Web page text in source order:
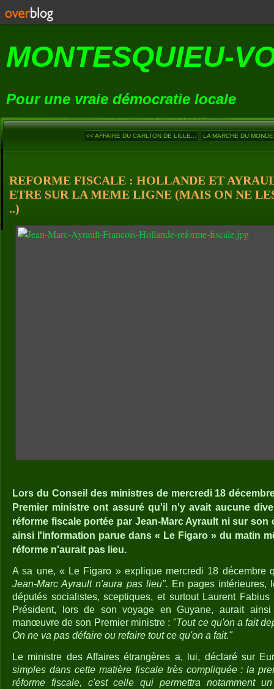
MONTESQUIEU-
Pour une vraie démocratie locale
<< AFFAIRE DU CARLTON DE LILLE... LA MARCHE DU
REFORME FISCALE : HOLLANDE ET
ETRE SUR LA MEME LIGNE (MAIS ON NE
..)
Lors du Conseil des ministres de mercredi 18
Premier ministre ont assuré qu'il n'y avait aucune
réforme fiscale portée par Jean-Marc Ayrault ni sur son
ainsi l'information parue dans « Le Figaro » du matin
réforme n'aurait pas lieu.
A sa une, « Le Figaro » explique mercredi 18 décembre
Jean-Marc Ayrault n'aura pas lieu". En pages intérieures,
députés socialistes, sceptiques, et surtout Laurent
Président, lors de son voyage en Guyane, aurait
manœuvre de son Premier ministre : "Tout ce qu'on a fait
On ne va pas défaire ou refaire tout ce qu'on a fait."
Le ministre des Affaires étrangères a, lui, déclaré sur
simples dans cette matière fiscale très compliquée : la
réforme fiscale, c'est celle qui permettra notamment